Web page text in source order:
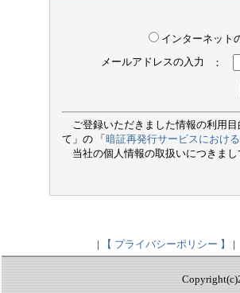
インターネット
メールアドレスの入力
：
ご登録いただきました情報の利用
て」の 「 暗証再発行サービスにおけ
当社の個人情報の取扱いにつきまし
| 【 プライバシーポリシー 】 |